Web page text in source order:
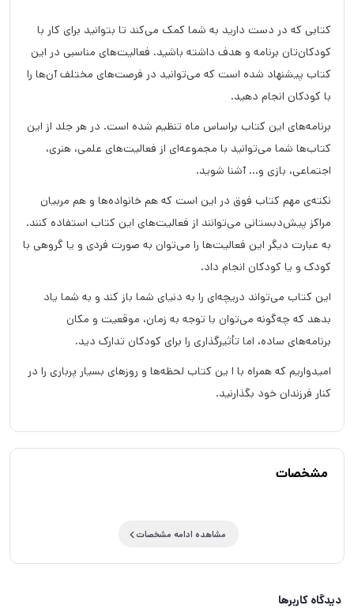
کتابی که در دست دارید به شما کمک می‌کند تا بتوانید برای کار با
کودکان‌تان برنامه و هدف داشته باشید. فعالیت‌های مناسبی در این
کتاب پیشنهاد شده است که می‌توانید در فرصت‌های مختلف آن‌ها را
با کودکان انجام دهید.
برنامه‌های این کتاب براساس ماه تنظیم شده است. در هر جلد از این
کتاب‌ها شما می‌توانید با مجموعه‌ای از فعالیت‌های علمی، هنری،
اجتماعی، بازی و… آشنا شوید.
نکته‌ی مهم کتاب فوق در این است که هم خانواده‌ها و هم مربیان
مراکز پیش‌دبستانی می‌توانند از فعالیت‌های این کتاب استفاده کنند.
به عبارت دیگر این فعالیت‌ها را می‌توان به صورت فردی و یا گروهی با
کودک و یا کودکان انجام داد.
این کتاب می‌تواند دریچه‌ای را به دنیای شما باز کند و به شما یاد
بدهد که چه‌گونه می‌توان با توجه به زمان، موقعیت و مکان
برنامه‌های ساده، اما تأثیرگذاری را برای کودکان تدارک دید.
امیدواریم که همراه با ا ین کتاب لحظه‌ها و روزهای بسیار پرباری را در
کنار فرزندان خود بگذارنید.
مشخصات
مشاهده ادامه مشخصات
دیدگاه کاربرها